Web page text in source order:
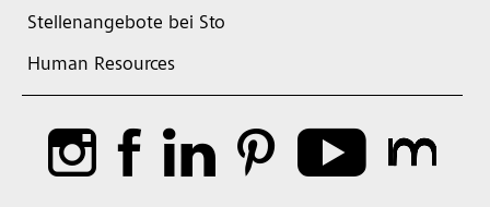
Stellenangebote bei Sto
Human Resources